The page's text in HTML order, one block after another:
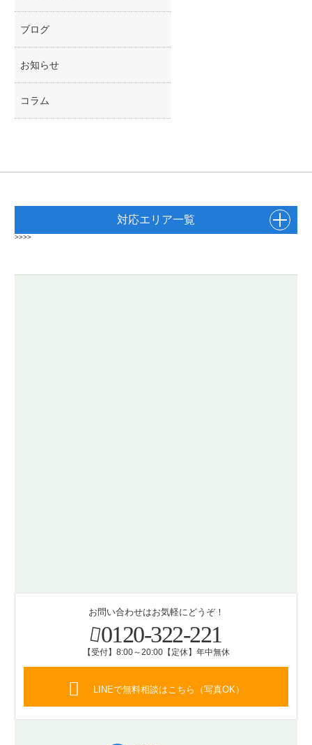
ブログ
お知らせ
コラム
対応エリア一覧
>>>>
お問い合わせはお気軽にどうぞ！
0120-322-221
【受付】8:00～20:00【定休】年中無休
LINEで無料相談はこちら（写真OK）